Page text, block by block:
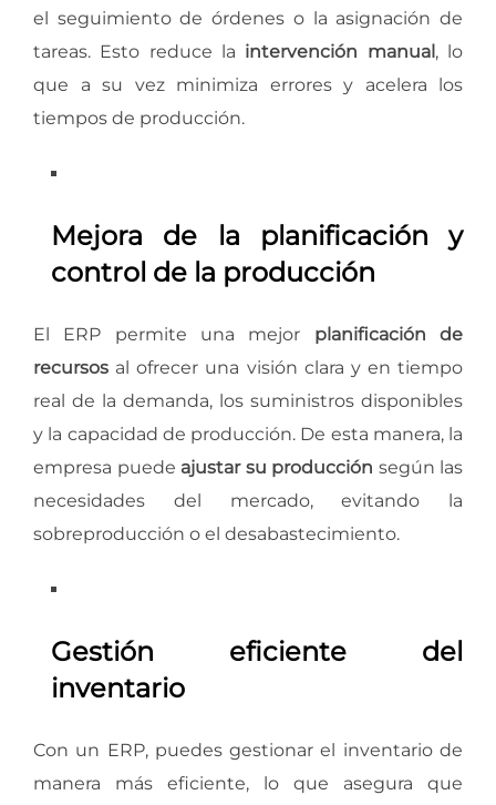
el seguimiento de órdenes o la asignación de
tareas. Esto reduce la intervención manual , lo
que a su vez minimiza errores y acelera los
tiempos de producción.
Mejora de la planificación y
control de la producción
El ERP permite una mejor planificación de
recursos al ofrecer una visión clara y en tiempo
real de la demanda, los suministros disponibles
y la capacidad de producción. De esta manera, la
empresa puede ajustar su producción según las
necesidades del mercado, evitando la
sobreproducción o el desabastecimiento.
Gestión eficiente del
inventario
Con un ERP, puedes gestionar el inventario de
manera más eficiente, lo que asegura que